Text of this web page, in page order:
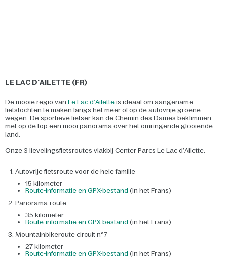
LE LAC D'AILETTE (FR)
De mooie regio van Le Lac d’Ailette is ideaal om aangename
fietstochten te maken langs het meer of op de autovrije groene
wegen. De sportieve fietser kan de Chemin des Dames beklimmen
met op de top een mooi panorama over het omringende glooiende
land.
Onze 3 lievelingsfietsroutes vlakbij Center Parcs Le Lac d’Ailette:
Autovrije fietsroute voor de hele familie
15 kilometer
Route-informatie en GPX-bestand (in het Frans)
Panorama-route
35 kilometer
Route-informatie en GPX-bestand (in het Frans)
Mountainbikeroute circuit n°7
27 kilometer
Route-informatie en GPX-bestand (in het Frans)